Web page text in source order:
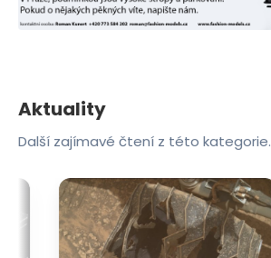
Aktuality
Další zajímavé čtení z této kategorie.